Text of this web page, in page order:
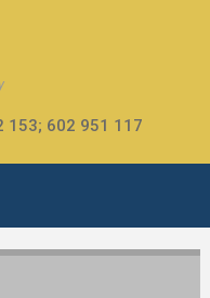
153; 602 951 117